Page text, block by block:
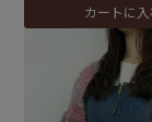
カートに入